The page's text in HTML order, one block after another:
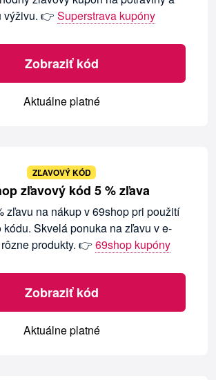
výživu. 👉 Superstrava kupóny
Zobraziť kód
Aktuálne platné
ZĽAVOVÝ KÓD
zľavový kód 5 % zľava
zľavu na nákup v 69shop pri použití
Skvelá ponuka na zľavu v e-
produkty. 👉 69shop kupóny
Zobraziť kód
Aktuálne platné